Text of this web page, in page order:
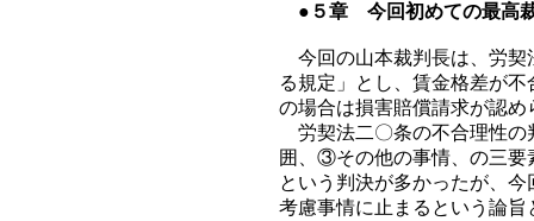
●５章 今回初めての最高
今回の山本裁判長は、労契
る規定」とし、賃金格差が
の場合は損害賠償請求が認
労契法二〇条の不合理性
囲、③その他の事情、の三要
という判決が多かったが、
考慮事情に止まるという論旨